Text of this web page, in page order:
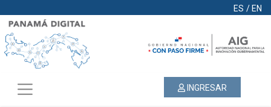
ES / EN
INGRESAR